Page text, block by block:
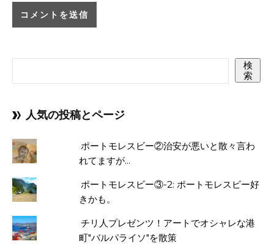
検
索
人気の投稿とページ
ポートモレスビー②治安が悪いと散々言わ
れてますが...
ポートモレスビー③-2: ポートモレスビー好
きかも。
チリ人プレゼンツ！アートでオシャレな港
町"バルパライソ"を散策